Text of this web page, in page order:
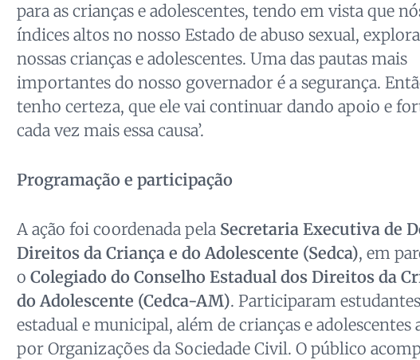
para as crianças e adolescentes, tendo em vista que
índices altos no nosso Estado de abuso sexual,
nossas crianças e adolescentes. Uma das pautas mais
importantes do nosso governador é a segurança.
tenho certeza, que ele vai continuar dando apoio e
cada vez mais essa causa’.
Programação e participação
A ação foi coordenada pela Secretaria Executiva de
Direitos da Criança e do Adolescente (Sedca), em
o Colegiado do Conselho Estadual dos Direitos da
do Adolescente (Cedca-AM). Participaram
estadual e municipal, além de crianças e adolescentes
por Organizações da Sociedade Civil. O público